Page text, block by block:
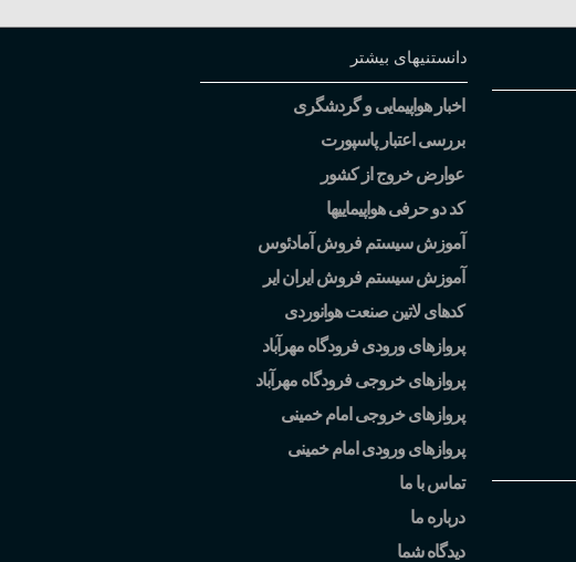
دانستنیهای بیشتر
اخبار هواپیمایی و گردشگری
بررسی اعتبار پاسپورت
عوارض خروج از کشور
کد دو حرفی هواپیماییها
آموزش سیستم فروش آمادئوس
آموزش سیستم فروش ایران ایر
کدهای لاتین صنعت هوانوردی
پروازهای ورودی فرودگاه مهرآباد
پروازهای خروجی فرودگاه مهرآباد
پروازهای خروجی امام خمینی
پروازهای ورودی امام خمینی
تماس با ما
درباره ما
دیدگاه شما